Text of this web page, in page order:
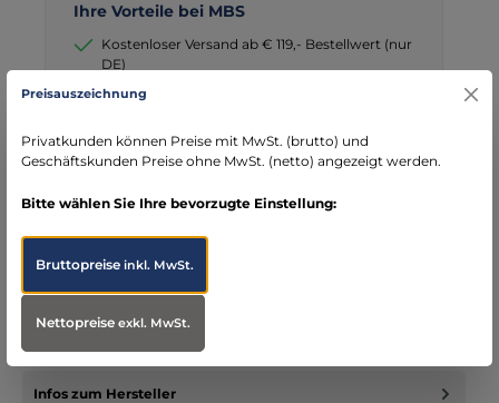
Ihre Vorteile bei MBS
Kostenloser Versand ab € 119,- Bestellwert (nur
DE)
schneller Versand mit DHL
Bereich Notfallmedizin
Beschreibung
Ein Guedel-Tubus besteht aus einem abgeflachten, harten
Plastikrohr, das auf der einen Seite eine runde Auflagefläche
(Schi…
Infos zum Hersteller
Preisauszeichnung
Privatkunden können Preise mit MwSt. (brutto) und
Geschäftskunden Preise ohne MwSt. (netto) angezeigt werden.
Bitte wählen Sie Ihre bevorzugte Einstellung:
Bruttopreiseinkl. MwSt.
Nettopreiseexkl. MwSt.